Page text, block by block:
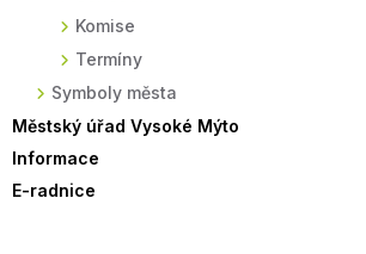
Komise
Termíny
Symboly města
Městský úřad Vysoké Mýto
Informace
E-radnice